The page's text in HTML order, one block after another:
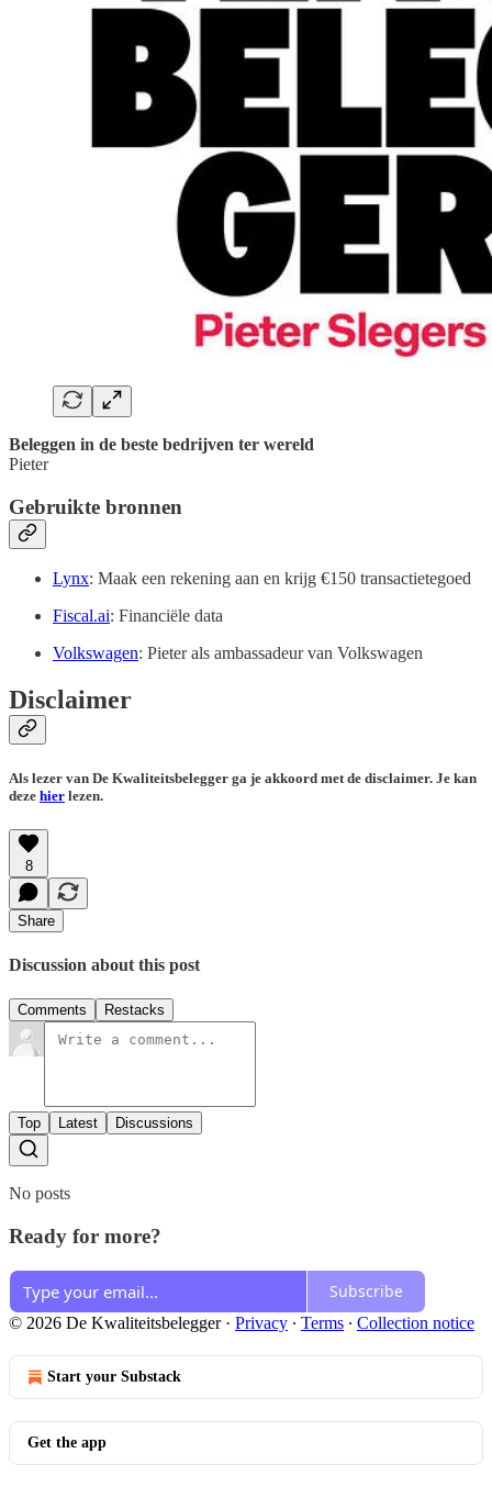
Beleggen in de beste bedrijven ter wereld
Pieter
Gebruikte bronnen
Lynx: Maak een rekening aan en krijg €150 transactietegoed
Fiscal.ai: Financiële data
Volkswagen: Pieter als ambassadeur van Volkswagen
Disclaimer
Als lezer van De Kwaliteitsbelegger ga je akkoord met de disclaimer. Je kan
deze hier lezen.
8
Share
Discussion about this post
Comments Restacks
Top Latest Discussions
No posts
Ready for more?
Subscribe
© 2026 De Kwaliteitsbelegger· Privacy ∙ Terms ∙ Collection notice
Start your Substack
Get the app